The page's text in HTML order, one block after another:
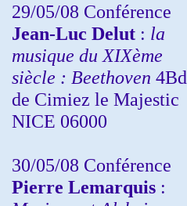
29/05/08 Conférence
Jean-Luc Delut : la
musique du XIXème
siècle : Beethoven 4Bd
de Cimiez le Majestic
NICE 06000
30/05/08 Conférence
Pierre Lemarquis :